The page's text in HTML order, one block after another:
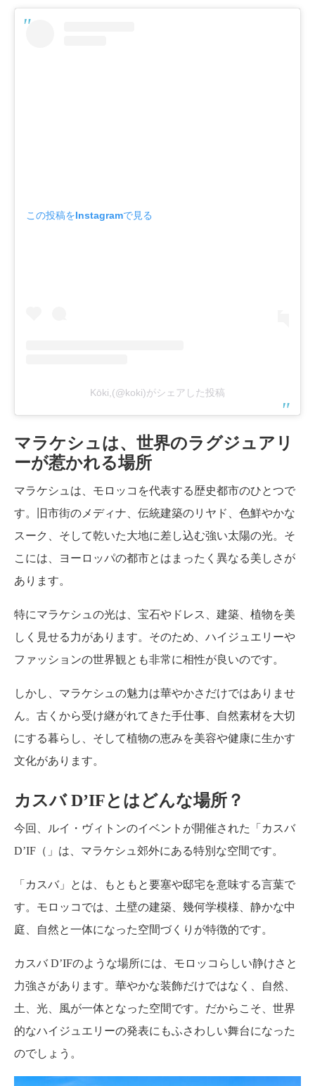
この投稿をInstagramで見る
Kōki,(@koki)がシェアした投稿
マラケシュは、世界のラグジュアリ
ーが惹かれる場所
マラケシュは、モロッコを代表する歴史都市のひとつで
す。旧市街のメディナ、伝統建築のリヤド、色鮮やかな
スーク、そして乾いた大地に差し込む強い太陽の光。そ
こには、ヨーロッパの都市とはまったく異なる美しさが
あります。
特にマラケシュの光は、宝石やドレス、建築、植物を美
しく見せる力があります。そのため、ハイジュエリーや
ファッションの世界観とも非常に相性が良いのです。
しかし、マラケシュの魅力は華やかさだけではありませ
ん。古くから受け継がれてきた手仕事、自然素材を大切
にする暮らし、そして植物の恵みを美容や健康に生かす
文化があります。
カスバ D’IFとはどんな場所？
今回、ルイ・ヴィトンのイベントが開催された「カスバ
D’IF（」は、マラケシュ郊外にある特別な空間です。
「カスバ」とは、もともと要塞や邸宅を意味する言葉で
す。モロッコでは、土壁の建築、幾何学模様、静かな中
庭、自然と一体になった空間づくりが特徴的です。
カスバ D’IFのような場所には、モロッコらしい静けさと
力強さがあります。華やかな装飾だけではなく、自然、
土、光、風が一体となった空間です。だからこそ、世界
的なハイジュエリーの発表にもふさわしい舞台になった
のでしょう。